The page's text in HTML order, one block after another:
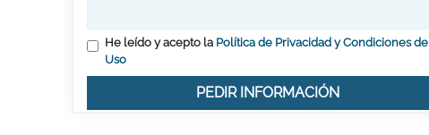
He leído y acepto la Política de Privacidad y Condiciones de
Uso
PEDIR INFORMACIÓN